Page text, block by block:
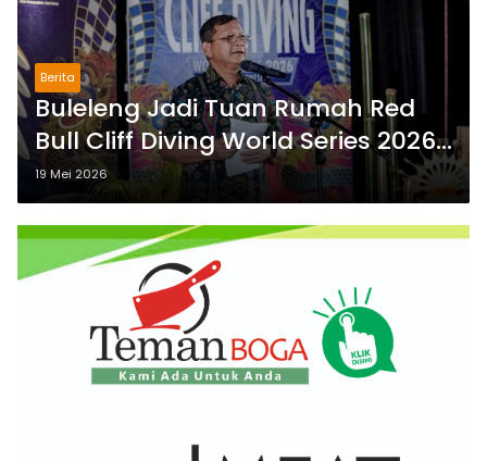
Berita
Buleleng Jadi Tuan Rumah Red
Bull Cliff Diving World Series 2026,
Bupati Sutjidra: Momentum
Promosi Wisata Bali Utara
19 Mei 2026